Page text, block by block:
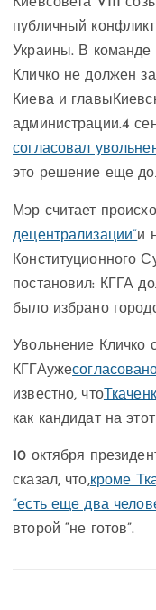
Киевсовета VIII
публичный
Украины. В команде
Кличко не должен
Киева и
администрации.4
согласовал
это решение еще
Мэр считает
децентрализации”и
Конституционного
постановил: КГГА
было избрано
Увольнение Кличко
КГГАуже
известно, что
как кандидат на
10 октября
сказал, что,кроме
“есть еще два
второй “не готов”.